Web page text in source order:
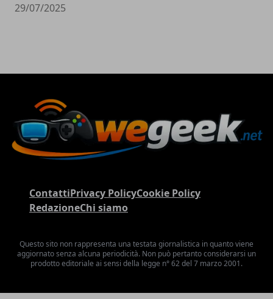
29/07/2025
ContattiPrivacy PolicyCookie Policy
RedazioneChi siamo
Questo sito non rappresenta una testata giornalistica in quanto viene
aggiornato senza alcuna periodicità. Non può pertanto considerarsi un
prodotto editoriale ai sensi della legge n° 62 del 7 marzo 2001.